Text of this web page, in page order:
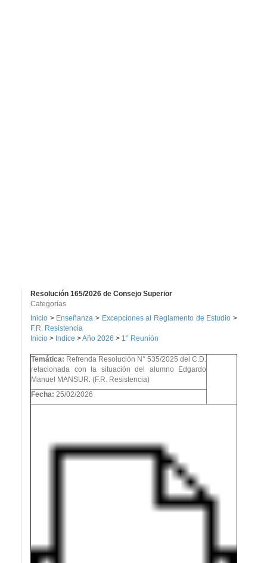
Resolución 165/2026 de Consejo Superior
Categorías
Inicio > Enseñanza> Excepciones al Reglamento de Estudio >
F.R. Resistencia
Inicio > Indice >Año 2026 > 1° Reunión
Temática: Refrenda Resolución N° 535/2025 del C.D.
relacionada con la situación del alumno Edgardo
Manuel MANSUR. (F.R. Resistencia)
Fecha: 25/02/2026